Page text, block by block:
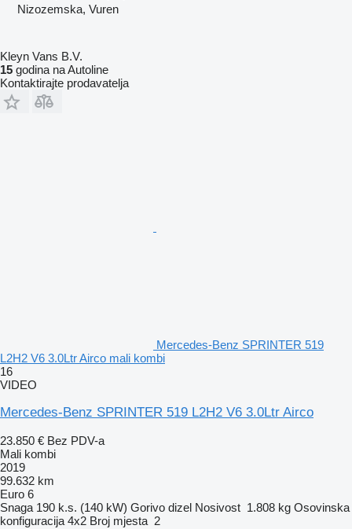
Nizozemska, Vuren
Kleyn Vans B.V.
15 godina na Autoline
Kontaktirajte prodavatelja
Mercedes-Benz SPRINTER 519
L2H2 V6 3.0Ltr Airco mali kombi
16
VIDEO
Mercedes-Benz SPRINTER 519 L2H2 V6 3.0Ltr Airco
23.850 € Bez PDV-a
Mali kombi
2019
99.632 km
Euro 6
Snaga 190 k.s. (140 kW) Gorivo dizel Nosivost 1.808 kg Osovinska
konfiguracija 4x2 Broj mjesta 2